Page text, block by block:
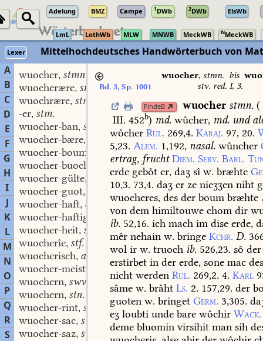
Adelung BMZ Campe 1DWb 2DWb ElsWb
LmL LothWb MLW MNWB MeckWB NMeckWB
Lexer
Mittelhochdeutsches Handwörterbuch von
A
B
C
D
E
F
G
H
I
J
K
L
M
N
O
P
Q
R
S
wuocher, stmn.
wuocherære, stm.
wuochrære, stm.
-er, stm.
wuocher-ban, stm.
wuocher-bære,
wuocher-boum
stm.
wuocher-buoch
wuocher-gülte,
wuocher-guot,
wuocher-haft, adj.
wuocher-haftige
wuocher-heit, stf.
wuocherîe, stf.
wuocherisch, adj.
wuocher-meister
stm.
wuochern, swv.
wuochern, stn.
wuocher-rint, stn.
wuocher-sac, stm.
wuocher-saz, stm.
Bd. 3, Sp. 1001
wuocher, stmn. bis
stv. red. I, 3.
FindeB wuocher stmn. (
III. 452b) md. wûcher, md. und
wôcher Rul. 269,4. Karaj. 97, 20.
5,23. Alem. 1,192, nasal. wûncher
ertrag, frucht Diem. Serv. Barl.
erde gebôt er, daʒ sî w. bræhte
10,3. 73,4. daʒ er ze nieʒʒen niht
wuocheres, des der boum bræhte
von dem himiltouwe chom dir
ib. 52,16. ich mach im dise erde,
mêr nehain w. bringe Kchr. D.
wol ir w. truoch ib. 526,23. sô der
erstirbet in der erde, sone mac
nicht werden Rul. 269,2. 4. Karl
sâme w. brâht Ls. 2. 157,29. der
guoten w. bringet Germ. 3,305.
eʒ loubti unde bare wôchir Wack.
deme bluomin virsihit man sih